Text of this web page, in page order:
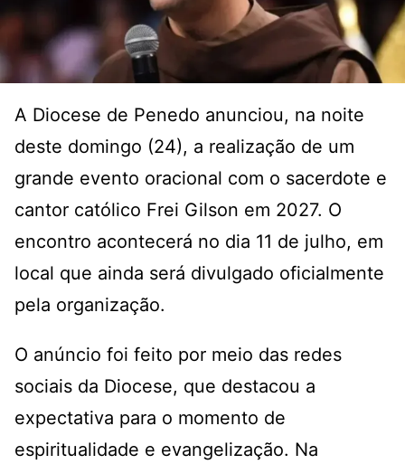
A Diocese de Penedo anunciou, na noite
deste domingo (24), a realização de um
grande evento oracional com o sacerdote e
cantor católico Frei Gilson em 2027. O
encontro acontecerá no dia 11 de julho, em
local que ainda será divulgado oficialmente
pela organização.
O anúncio foi feito por meio das redes
sociais da Diocese, que destacou a
expectativa para o momento de
espiritualidade e evangelização. Na